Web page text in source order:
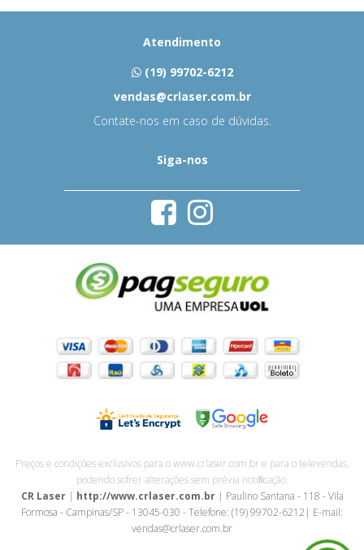
Atendimento
(19) 99702-6212
vendas@crlaser.com.br
Contate-nos em caso de dúvidas.
Siga-nos
Preços e condições exclusivos para o www.crlaser.com.br e para o televendas,
podendo sofrer alterações sem prévia notiﬁcação.
CR Laser| http://www.crlaser.com.br| Paulino Santana - 118 - Vila
Formosa - Campinas/SP - 13045-030 - Telefone: (19) 99702-6212| E-mail:
vendas@crlaser.com.br